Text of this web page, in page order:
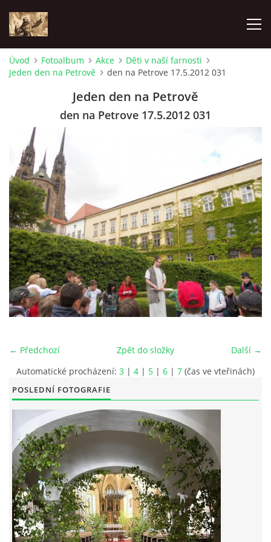
ÚVOD
SAMOFINANCOVÁNÍ
PASTORAČNÍ RADA
SPRAVOVANÉ FARNOSTI
HISTORIE FARNOSTÍ
POŘAD BOHOSLUŽEB
AKTUALITY
ŽIVOTOPISY SVATÝCH
DUCHOVNÍ SLOVO
ÚVAHA MĚSÍCE
Úvod Fotoalbum Akce
Děti v naší farnosti
Jeden den na Petrově
den na Petrove 17.5.2012 031
Jeden den na Petrově
den na Petrove 17.5.2012 031
← Předchozí Další →
Zpět do složky
Automatické procházení: 3 | 4 | 5 | 6 | 7 (čas ve vteřinách)
POSLEDNÍ FOTOGRAFIE